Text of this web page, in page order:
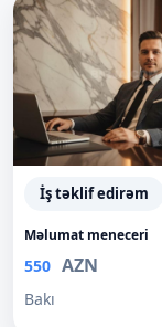
İş təklif edirəm
Məlumat meneceri
550 AZN
Bakı